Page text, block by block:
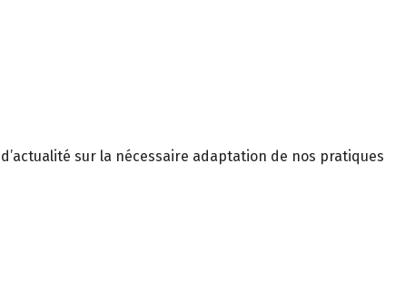
sur la nécessaire adaptation de nos pratiques